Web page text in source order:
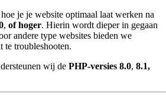
je je website optimaal laat werken na
, of hoger. Hierin wordt dieper in gegaan
andere type websites bieden we
te troubleshooten.
wij de PHP-versies 8.0, 8.1,